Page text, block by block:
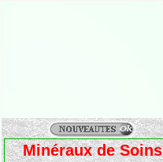
Minéraux de Soins